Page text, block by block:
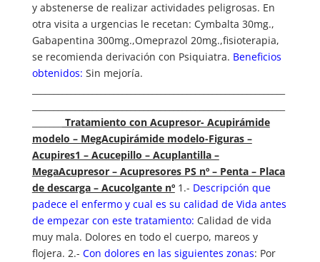
y abstenerse de realizar actividades peligrosas. En
otra visita a urgencias le recetan: Cymbalta 30mg.,
Gabapentina 300mg.,Omeprazol 20mg.,fisioterapia,
se recomienda derivación con Psiquiatra. Beneficios
obtenidos: Sin mejoría.
Tratamiento con Acupresor- Acupirámide
modelo – MegAcupirámide modelo-Figuras –
Acupires1 – Acucepillo – Acuplantilla –
MegaAcupresor – Acupresores PS nº – Penta – Placa
de descarga – Acucolgante nº 1.- Descripción que
padece el enfermo y cual es su calidad de Vida antes
de empezar con este tratamiento: Calidad de vida
muy mala. Dolores en todo el cuerpo, mareos y
flojera. 2.- Con dolores en las siguientes zonas: Por